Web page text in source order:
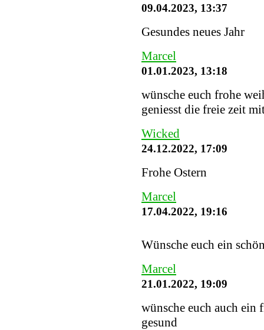
09.04.2023, 13:37
Gesundes neues Jahr
Marcel
01.01.2023, 13:18
wünsche euch frohe
geniesst die freie zeit
Wicked
24.12.2022, 17:09
Frohe Ostern
Marcel
17.04.2022, 19:16
Wünsche euch ein
Marcel
21.01.2022, 19:09
wünsche euch auch ein
gesund